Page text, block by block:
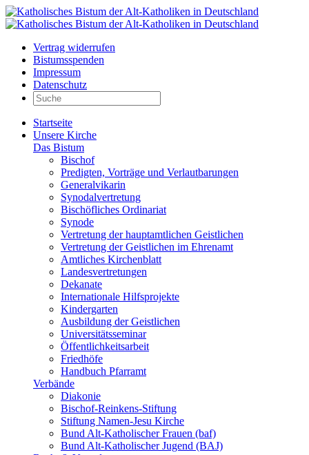
Vertrag widerrufen
Bistumsspenden
Impressum
Datenschutz
Startseite
Unsere Kirche
Das Bistum
Bischof
Predigten, Vorträge und Verlautbarungen
Generalvikarin
Synodalvertretung
Bischöfliches Ordinariat
Synode
Vertretung der hauptamtlichen Geistlichen
Vertretung der Geistlichen im Ehrenamt
Amtliches Kirchenblatt
Landesvertretungen
Dekanate
Internationale Hilfsprojekte
Kindergarten
Ausbildung der Geistlichen
Universitätsseminar
Öffentlichkeitsarbeit
Friedhöfe
Handbuch Pfarramt
Verbände
Diakonie
Bischof-Reinkens-Stiftung
Stiftung Namen-Jesu Kirche
Bund Alt-Katholischer Frauen (baf)
Bund Alt-Katholischer Jugend (BAJ)